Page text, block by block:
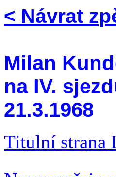
< Návrat
Milan
na IV.
21.3.1968
Titulní strana